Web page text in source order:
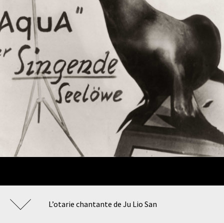
L’otarie chantante de Ju Lio San